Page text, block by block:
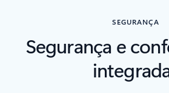
SEGURANÇA
Segurança e